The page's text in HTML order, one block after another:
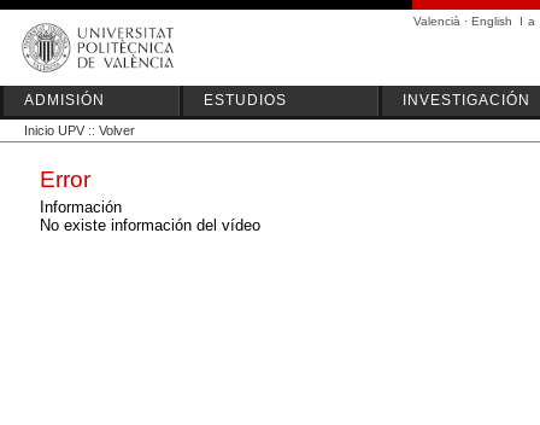
Valencià · English I a
ADMISIÓN ESTUDIOS INVESTIGACIÓN
Inicio UPV :: Volver
Error
Información
No existe información del vídeo